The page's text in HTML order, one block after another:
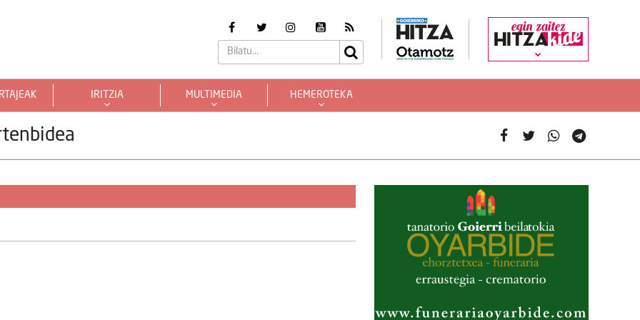
egin zaitez
IRITZIA MULTIMEDIA HEMEROTEKA